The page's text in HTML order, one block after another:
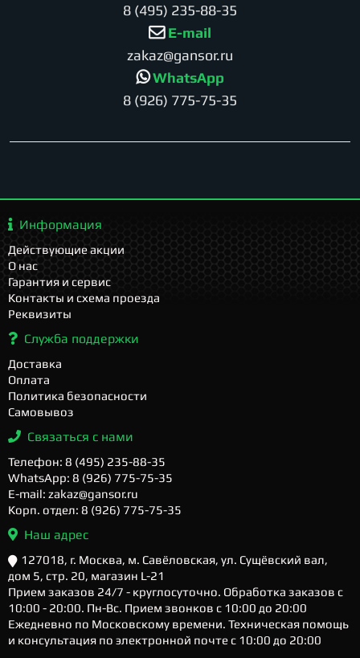
8 (495) 235-88-35
E-mail
zakaz@gansor.ru
WhatsApp
8 (926) 775-75-35
Информация
Действующие акции
О нас
Гарантия и сервис
Контакты и схема проезда
Реквизиты
Служба поддержки
Доставка
Оплата
Политика безопасности
Самовывоз
Связаться с нами
Телефон: 8 (495) 235-88-35
WhatsApp: 8 (926) 775-75-35
E-mail: zakaz@gansor.ru
Корп. отдел: 8 (926) 775-75-35
Наш адрес
127018, г. Москва, м. Савёловская, ул. Сущёвский вал,
дом 5, стр. 20, магазин L-21
Прием заказов 24/7 - круглосуточно. Обработка заказов с
10:00 - 20:00. Пн-Вс. Прием звонков с 10:00 до 20:00
Ежедневно по Московскому времени. Техническая помощь
и консультация по электронной почте с 10:00 до 20:00